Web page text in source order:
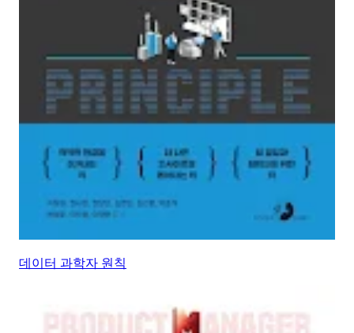
데이터 과학자 원칙